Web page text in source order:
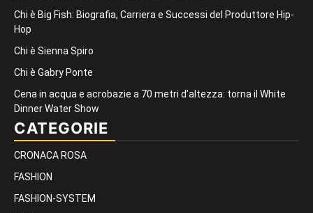
Chi è Big Fish: Biografia, Carriera e Successi del Produttore Hip-
Hop
Chi è Sienna Spiro
Chi è Gabry Ponte
Cena in acqua e acrobazie a 70 metri d’altezza: torna il White
Dinner Water Show
CATEGORIE
CRONACA ROSA
FASHION
FASHION-SYSTEM